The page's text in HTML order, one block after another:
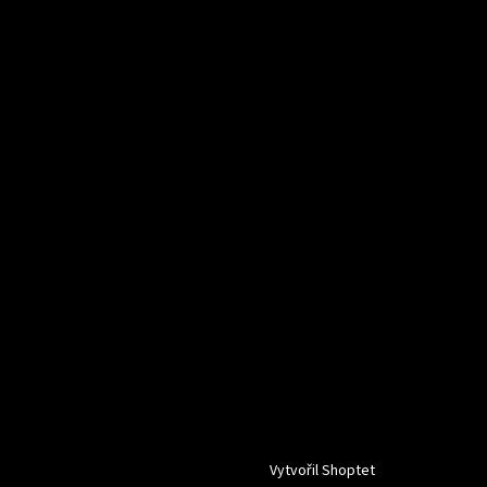
Vytvořil Shoptet